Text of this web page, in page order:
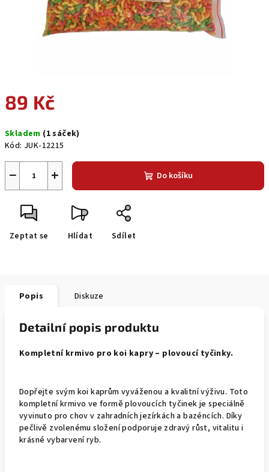
89 Kč
cena:
Skladem (1 sáček)
Kód: JUK-12215
+
− Do košíku
Zeptat se Hlídat Sdílet
Popis Diskuze
Detailní popis produktu
Kompletní krmivo pro koi kapry – plovoucí tyčinky.
Dopřejte svým koi kaprům vyváženou a kvalitní výživu. Toto
kompletní krmivo ve formě plovoucích tyčinek je speciálně
vyvinuto pro chov v zahradních jezírkách a bazéncích. Díky
pečlivě zvolenému složení podporuje zdravý růst, vitalitu i
krásné vybarvení ryb.